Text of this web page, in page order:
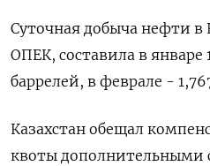
Суточная добыча нефти в
ОПЕК, составила в январе
баррелей, в феврале -
Казахстан обещал
квоты дополнительными